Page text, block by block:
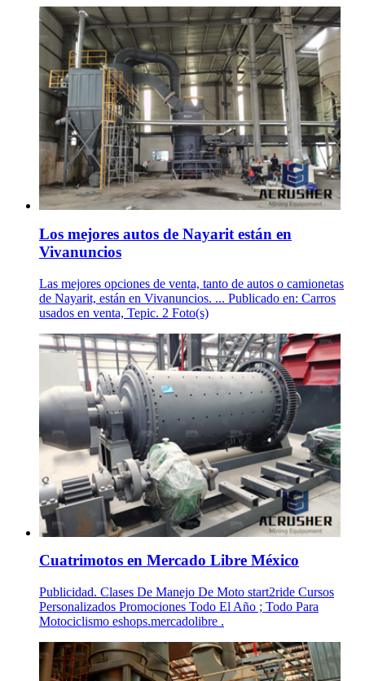
Los mejores autos de Nayarit están en
Vivanuncios
Las mejores opciones de venta, tanto de autos o camionetas
de Nayarit, están en Vivanuncios. ... Publicado en: Carros
usados en venta, Tepic. 2 Foto(s)
Cuatrimotos en Mercado Libre México
Publicidad. Clases De Manejo De Moto start2ride Cursos
Personalizados Promociones Todo El Año ; Todo Para
Motociclismo eshops.mercadolibre .